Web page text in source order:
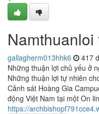
gallagherm013hhk6 417
Những thuận lợi chủ yếu ở
Những thuận lợi tự nhiên
Cảnh sát Hoàng Gia
động Việt Nam tại một On
https://